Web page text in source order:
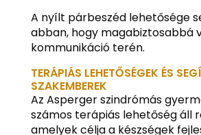
A nyílt párbeszéd lehetősége
abban, hogy magabiztosabbá
kommunikáció terén.
TERÁPIÁS LEHETŐSÉGEK ÉS
SZAKEMBEREK
Az Asperger szindrómás
számos terápiás lehetőség áll
amelyek célja a készségek